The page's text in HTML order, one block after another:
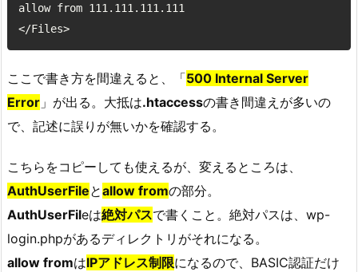
allow from 111.111.111.111
</Files>
ここで書き方を間違えると、「500 Internal Server
Error 」が出る。大抵は.htaccessの書き間違えが多いの
で、記述に誤りが無いかを確認する。
こちらをコピーしても使えるが、変えるところは、
AuthUserFileとallow fromの部分。
AuthUserFileは絶対パスで書くこと。絶対パスは、wp-
login.phpがあるディレクトリがそれになる。
allow fromはIPアドレス制限になるので、BASIC認証だけ